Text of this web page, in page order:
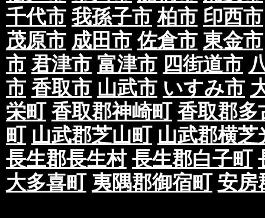
千代市 我孫子市 柏市 印西市
茂原市 成田市 佐倉市 東金市
市 君津市 富津市 四街道市
市 香取市 山武市 いすみ市
栄町 香取郡神崎町 香取郡多
町 山武郡芝山町 山武郡横芝
長生郡長生村 長生郡白子町
大多喜町 夷隅郡御宿町 安房